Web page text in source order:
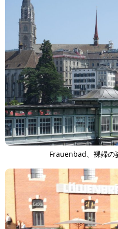
Frauenbad、裸婦の